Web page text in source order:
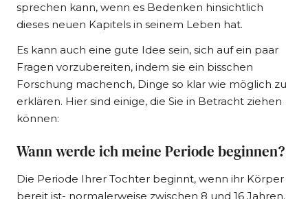
sprechen kann, wenn es Bedenken hinsichtlich
dieses neuen Kapitels in seinem Leben hat.
Es kann auch eine gute Idee sein, sich auf ein paar
Fragen vorzubereiten, indem sie ein bisschen
Forschung machench, Dinge so klar wie möglich zu
erklären. Hier sind einige, die Sie in Betracht ziehen
können:
Wann werde ich meine Periode beginnen?
Die Periode Ihrer Tochter beginnt, wenn ihr Körper
bereit ist- normalerweise zwischen 8 und 16 Jahren.